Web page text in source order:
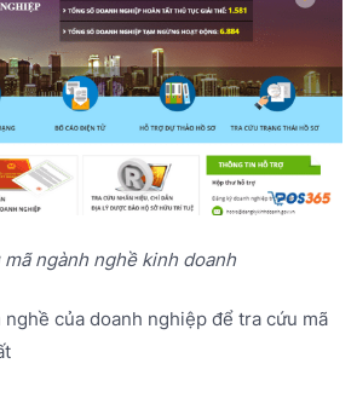
mã ngành nghề kinh doanh
nghề của doanh nghiệp để tra cứu mã